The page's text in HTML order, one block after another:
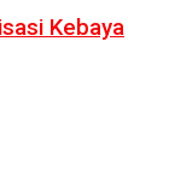
Kebaya